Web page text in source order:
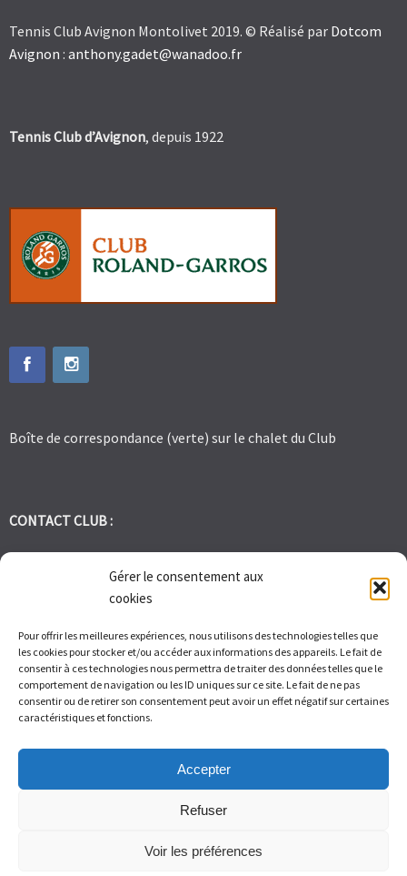
Gérer le consentement aux
cookies
Pour offrir les meilleures expériences, nous utilisons des technologies telles que
les cookies pour stocker et/ou accéder aux informations des appareils. Le fait de
consentir à ces technologies nous permettra de traiter des données telles que le
comportement de navigation ou les ID uniques sur ce site. Le fait de ne pas
consentir ou de retirer son consentement peut avoir un effet négatif sur certaines
caractéristiques et fonctions.
Accepter
Refuser
Voir les préférences
Tennis Club Avignon Montolivet 2019. © Réalisé par Dotcom
Avignon : anthony.gadet@wanadoo.fr
Tennis Club d’Avignon, depuis 1922
Boîte de correspondance (verte) sur le chalet du Club
CONTACT CLUB :
tennis.club.avignon@orange.fr
1 Bd des Frères Reboul 30400 Villeneuve les Avignon
Du Lundi au Vendredi de 9h à 12h et de 14h à 17h – Samedi de 9H
à 11H
© Tennis Club Avignon Montolivet 2026.